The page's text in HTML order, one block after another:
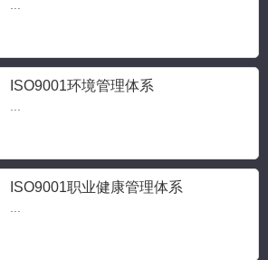
ISO9001环境管理体系
ISO9001职业健康管理体系